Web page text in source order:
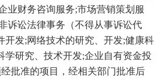
业财务咨询服务;市场营销策划服
诉讼法律事务（不得从事诉讼代
开发;网络技术的研究、开发;健康科
学研究、技术开发;企业自有资金投
批准的项目，经相关部门批准后